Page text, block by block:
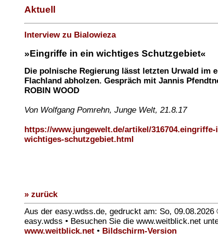
Aktuell
Interview zu Bialowieza
»Eingriffe in ein wichtiges Schutzgebiet«
Die polnische Regierung lässt letzten Urwald im
Flachland abholzen. Gespräch mit Jannis
ROBIN WOOD
Von Wolfgang Pomrehn, Junge Welt, 21.8.17
https://www.jungewelt.de/artikel/316704.eingriffe-
wichtiges-schutzgebiet.html
» zurück
Aus der easy.wdss.de, gedruckt am: So, 09.08.2026
easy.wdss • Besuchen Sie die www.weitblick.net
www.weitblick.net • Bildschirm-Version